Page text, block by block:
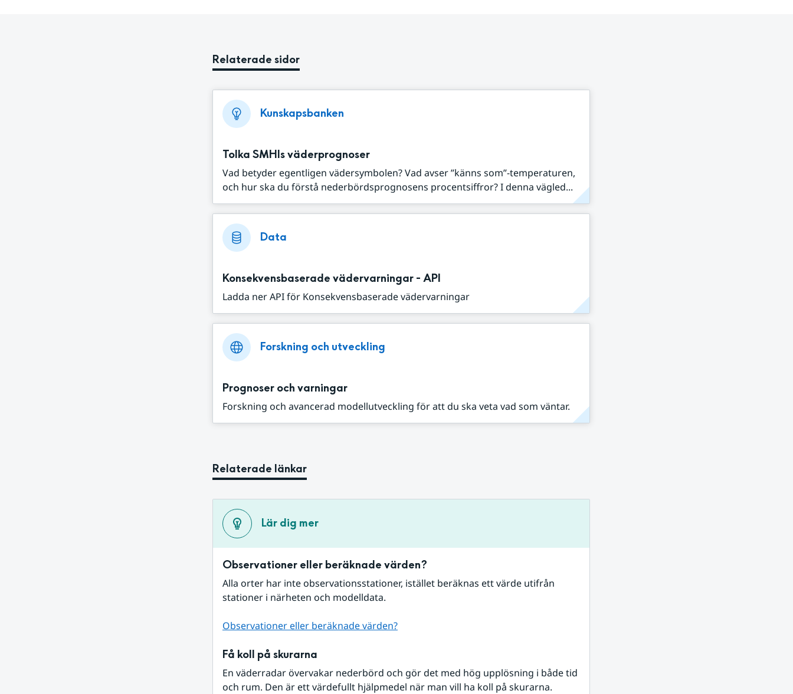
Relaterade sidor
Kunskapsbanken
Tolka SMHIs väderprognoser
Vad betyder egentligen vädersymbolen? Vad avser ”känns som”-temperaturen,
och hur ska du förstå nederbördsprognosens procentsiffror? I denna vägled...
Data
Konsekvensbaserade vädervarningar - API
Ladda ner API för Konsekvensbaserade vädervarningar
Forskning och utveckling
Prognoser och varningar
Forskning och avancerad modellutveckling för att du ska veta vad som väntar.
Relaterade länkar
Lär dig mer
Observationer eller beräknade värden?
Alla orter har inte observationsstationer, istället beräknas ett värde utifrån
stationer i närheten och modelldata.
Observationer eller beräknade värden?
Få koll på skurarna
En väderradar övervakar nederbörd och gör det med hög upplösning i både tid
och rum. Den är ett värdefullt hjälpmedel när man vill ha koll på skurarna.